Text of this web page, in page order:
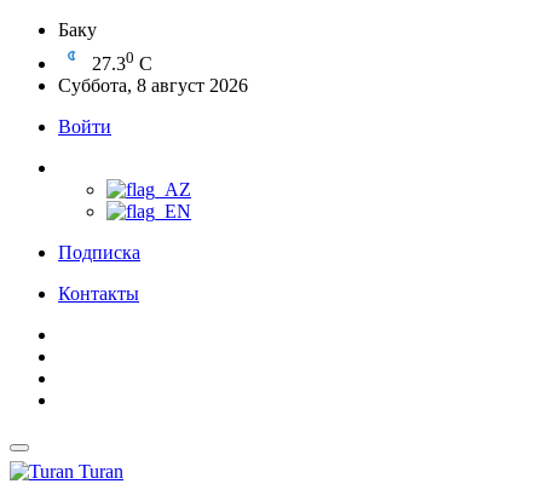
Баку
27.30 C
Суббота, 8 август 2026
Войти
Подписка
Контакты
Turan